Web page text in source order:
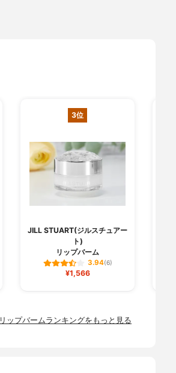
3位
JILL STUART(ジルスチュアー
ト)
リップバーム
3.94(6)
¥1,566
リップバームランキングをもっと見る